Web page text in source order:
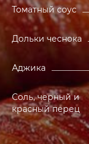
Томатный соус
Дольки чеснока
Аджика
Соль, черный и
красный перец